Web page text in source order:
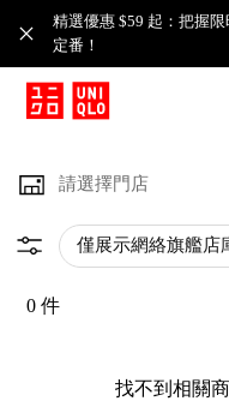
精選優惠 $59 起：把握
定番！​
請選擇門店
僅展示網絡旗艦店
0 件
找不到相關